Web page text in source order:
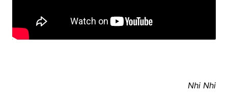
Nhi Nhi